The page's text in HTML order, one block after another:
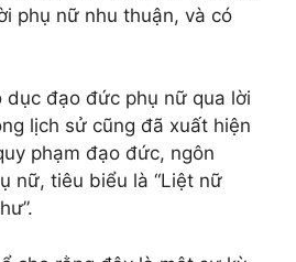
phụ nữ nhu thuận, và có
dục đạo đức phụ nữ qua lời
lịch sử cũng đã xuất hiện
phạm đạo đức, ngôn
nữ, tiêu biểu là “Liệt nữ